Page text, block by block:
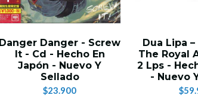
Danger Danger - Screw
It - Cd - Hecho En
Japón - Nuevo Y
Sellado
$23.900
Dua Lipa
The Royal
2 Lps -
- Nuevo